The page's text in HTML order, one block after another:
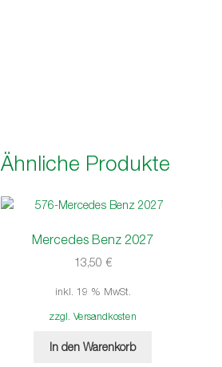
Ähnliche Produkte
Mercedes Benz 2027
13,50 €
inkl. 19 % MwSt.
zzgl. Versandkosten
In den Warenkorb